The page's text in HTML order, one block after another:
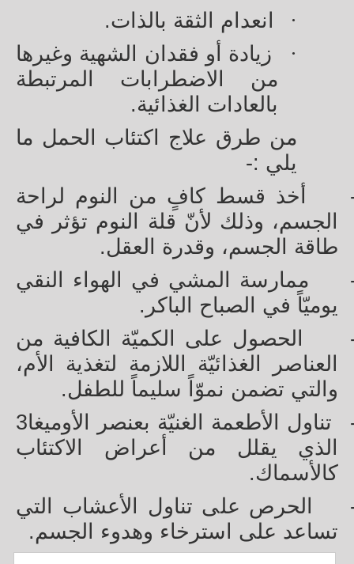
·
انعدام الثقة بالذات.
·
زيادة أو فقدان الشهية وغيرها
من الاضطرابات المرتبطة
بالعادات الغذائية.
من طرق علاج اكتئاب الحمل ما
يلي :-
أخذ قسط كافٍ من النوم لراحة
الجسم، وذلك لأنّ قلة النوم تؤثر في
طاقة الجسم، وقدرة العقل.
ممارسة المشي في الهواء النقي
يوميّاً في الصباح الباكر.
الحصول على الكميّة الكافية من
العناصر الغذائيّة اللازمة لتغذية الأم،
والتي تضمن نموّاً سليماً للطفل.
تناول الأطعمة الغنيّة بعنصر الأوميغا3
الذي يقلل من أعراض الاكتئاب
كالأسماك.
الحرص على تناول الأعشاب التي
تساعد على استرخاء وهدوء الجسم.